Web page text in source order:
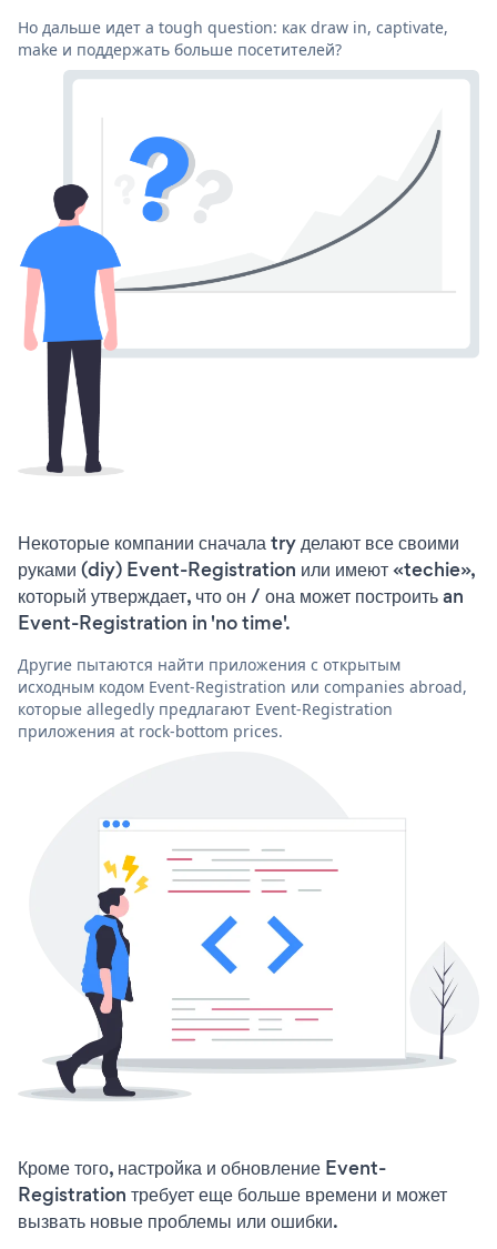
Но дальше идет a tough question: как draw in, captivate,
make и поддержать больше посетителей?
Некоторые компании сначала try делают все своими
руками (diy) Event-Registration или имеют «techie»,
который утверждает, что он / она может построить an
Event-Registration in 'no time'.
Другие пытаются найти приложения с открытым
исходным кодом Event-Registration или companies abroad,
которые allegedly предлагают Event-Registration
приложения at rock-bottom prices.
Кроме того, настройка и обновление Event-
Registration требует еще больше времени и может
вызвать новые проблемы или ошибки.